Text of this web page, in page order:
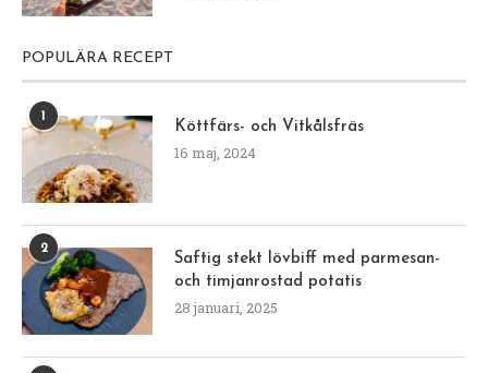
POPULÄRA RECEPT
Köttfärs- och Vitkålsfräs
16 maj, 2024
2
Saftig stekt lövbiff med parmesan-
och timjanrostad potatis
28 januari, 2025